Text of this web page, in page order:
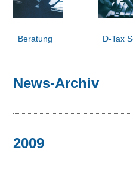
Beratung D-Tax
News-Archiv
2009